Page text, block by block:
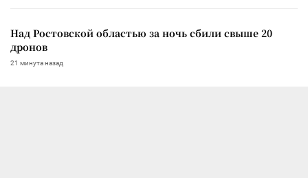
Над Ростовской областью за ночь сбили свыше 20
дронов
21 минута назад